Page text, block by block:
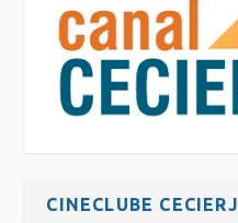
CINECLUBE CECIERJ